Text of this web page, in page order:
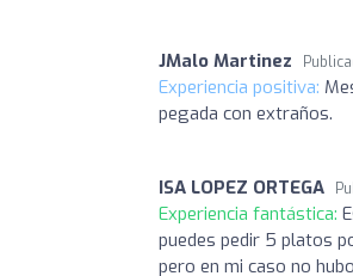
JMalo Martinez
Experiencia positiva:
pegada con extraños.
ISA LOPEZ ORTEGA
Experiencia fantástica:
puedes pedir 5 platos
pero en mi caso no